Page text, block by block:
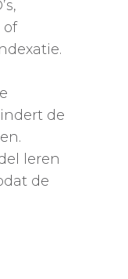
of
de
leren
de